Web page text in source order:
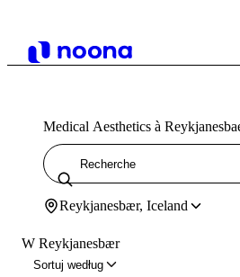
Medical Aesthetics à
Reykjanesbær, Iceland
W Reykjanesbær
Sortuj według